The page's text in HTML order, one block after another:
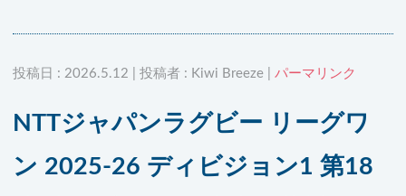
投稿日 : 2026.5.12 | 投稿者 : Kiwi Breeze | パーマリンク
NTTジャパンラグビー リーグワ
ン 2025-26 ディビジョン1 第18